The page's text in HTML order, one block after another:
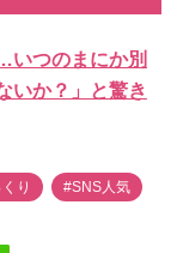
いつのまにか別
いか？」と驚き
り #SNS人気